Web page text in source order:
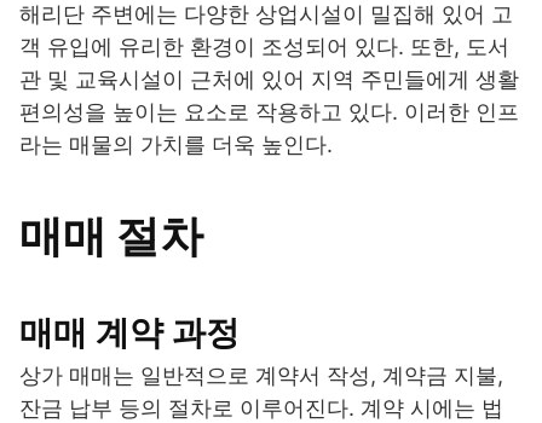
해리단 주변에는 다양한 상업시설이 밀집해 있어 고
객 유입에 유리한 환경이 조성되어 있다. 또한, 도서
관 및 교육시설이 근처에 있어 지역 주민들에게 생활
편의성을 높이는 요소로 작용하고 있다. 이러한 인프
라는 매물의 가치를 더욱 높인다.
매매 절차
매매 계약 과정
상가 매매는 일반적으로 계약서 작성, 계약금 지불,
잔금 납부 등의 절차로 이루어진다. 계약 시에는 법